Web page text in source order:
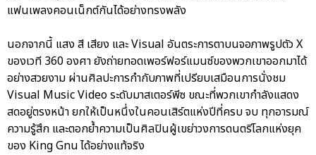
แฟนเพลงคอนเน็กต์กันได้อย่างทรงพลัง
นอกจากนี้ แสง สี เสียง และ Visual อันตระการตาบนจอภาพรูปตัว X
ของเวที 360 องศา ยังถ่ายทอดเพอร์ฟอร์แมนซ์ของพวกเขาออกมาได้
อย่างสวยงาม ผ่านศิลปะการกำกับภาพที่เปรียบเสมือนการนั่งชม
Visual Music Video ระดับมาสเตอร์พีซ ขณะที่พวกเขากำลังแสดง
สดอยู่ตรงหน้า ยกให้เป็นหนึ่งในคอนเสิร์ตแห่งปีที่ครบ จบ ทุกอารมณ์
ความรู้สึก และตอกย้ำความเป็นศิลปินผู้เขย่าวงการดนตรีโลกแห่งยุค
ของ King Gnu ได้อย่างแท้จริง